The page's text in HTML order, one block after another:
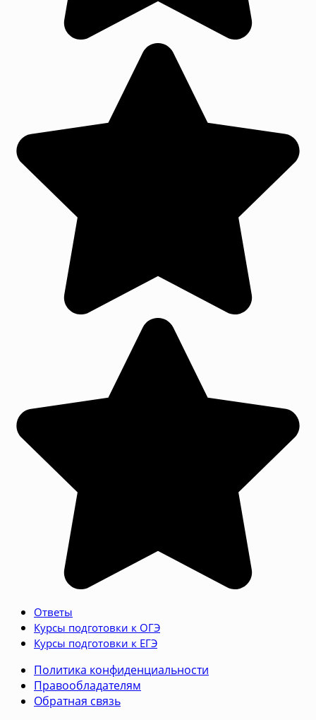
Ответы
Курсы подготовки к ОГЭ
Курсы подготовки к ЕГЭ
Политика конфиденциальности
Правообладателям
Обратная связь